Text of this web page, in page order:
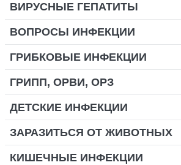
ВИРУСНЫЕ ГЕПАТИТЫ
ВОПРОСЫ ИНФЕКЦИИ
ГРИБКОВЫЕ ИНФЕКЦИИ
ГРИПП, ОРВИ, ОРЗ
ДЕТСКИЕ ИНФЕКЦИИ
ЗАРАЗИТЬСЯ ОТ ЖИВОТНЫХ
КИШЕЧНЫЕ ИНФЕКЦИИ